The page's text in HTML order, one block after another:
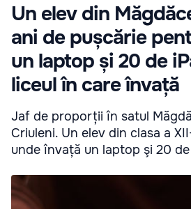
Un elev din
ani de pușcărie
un laptop și 20 de
liceul în care învață
Jaf de proporții în satul
Criuleni. Un elev din clasa a
unde învață un laptop şi 20